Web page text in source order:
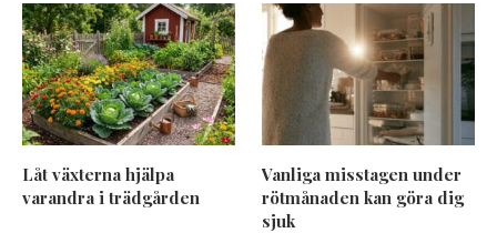
Låt växterna hjälpa
varandra i trädgården
Vanliga misstagen under
rötmånaden kan göra dig
sjuk